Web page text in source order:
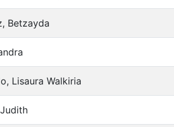
Betzayda
Lisaura Walkiria